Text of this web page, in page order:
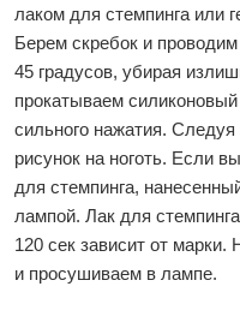
лаком для стемпинга или
Берем скребок и
45 градусов, убирая
прокатываем
сильного нажатия.
рисунок на ноготь. Если
для стемпинга,
лампой. Лак для
120 сек зависит от
и просушиваем в лампе.